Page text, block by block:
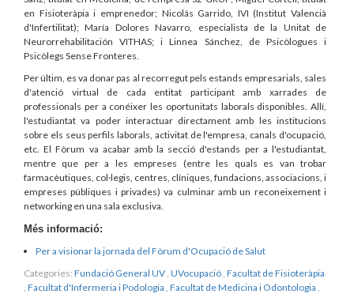
en Fisioteràpia i emprenedor; Nicolás Garrido, IVI (Institut Valencià
d'Infertilitat); María Dolores Navarro, especialista de la Unitat de
Neurorrehabilitación VITHAS; i Linnea Sánchez, de Psicòlogues i
Psicòlegs Sense Fronteres.
Per últim, es va donar pas al recorregut pels estands empresarials, sales
d'atenció virtual de cada entitat participant amb xarrades de
professionals per a conéixer les oportunitats laborals disponibles. Allí,
l'estudiantat va poder interactuar directament amb les institucions
sobre els seus perfils laborals, activitat de l'empresa, canals d'ocupació,
etc. El Fòrum va acabar amb la secció d'estands per a l'estudiantat,
mentre que per a les empreses (entre les quals es van trobar
farmacèutiques, col·legis, centres, clíniques, fundacions, associacions, i
empreses públiques i privades) va culminar amb un reconeixement i
networking en una sala exclusiva.
Més informació:
Per a visionar la jornada del Fòrum d'Ocupació de Salut
Categories: Fundació General UV, UVocupació, Facultat de Fisioteràpia
, Facultat d'Infermeria i Podologia , Facultat de Medicina i Odontologia ,